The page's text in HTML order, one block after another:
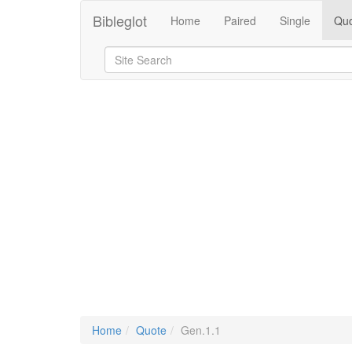
Bibleglot Home Paired Single
Home Quote Gen.1.1